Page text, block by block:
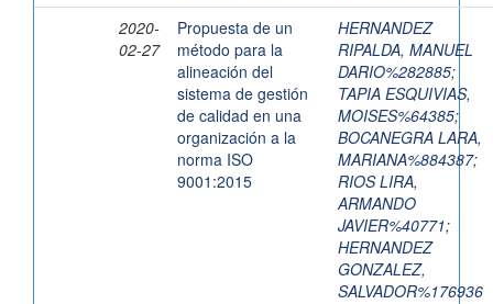
2020-
02-27
Propuesta de un
método para la
alineación del
sistema de gestión
de calidad en una
organización a la
norma ISO
9001:2015
HERNANDEZ
RIPALDA, MANUEL
DARIO%282885;
TAPIA ESQUIVIAS,
MOISES%64385;
BOCANEGRA LARA,
MARIANA%884387;
RIOS LIRA,
ARMANDO
JAVIER%40771;
HERNANDEZ
GONZALEZ,
SALVADOR%176936